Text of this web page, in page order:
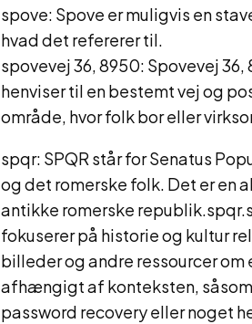
spove: Spove er muligvis en
hvad det refererer til.
spovevej 36, 8950: Spovevej
henviser til en bestemt vej og
område, hvor folk bor eller
spqr: SPQR står for Senatus
og det romerske folk. Det er en
antikke romerske
fokuserer på historie og kultur
billeder og andre ressourcer
afhængigt af konteksten,
password recovery eller noget